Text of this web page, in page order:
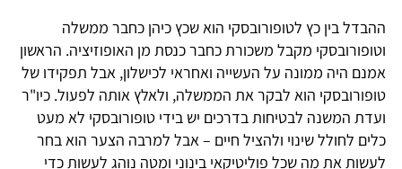
ההבדל בין כץ לטופורובסקי הוא שכץ כיהן כחבר ממשלה
וטופורובסקי מקבל משכורת כחבר כנסת מן האופוזיציה. הראשון
אמנם היה ממונה על העשייה ואחראי לכישלון, אבל תפקידו של
טופורובסקי הוא לבקר את הממשלה, ולאלץ אותה לפעול. כיו"ר
ועדת המשנה לבטיחות בדרכים יש בידי טופורובסקי לא מעט
כלים לחולל שינוי ולהציל חיים – אבל למרבה הצער הוא בחר
לעשות את מה שכל פוליטיקאי בינוני ומטה נוהג לעשות כדי